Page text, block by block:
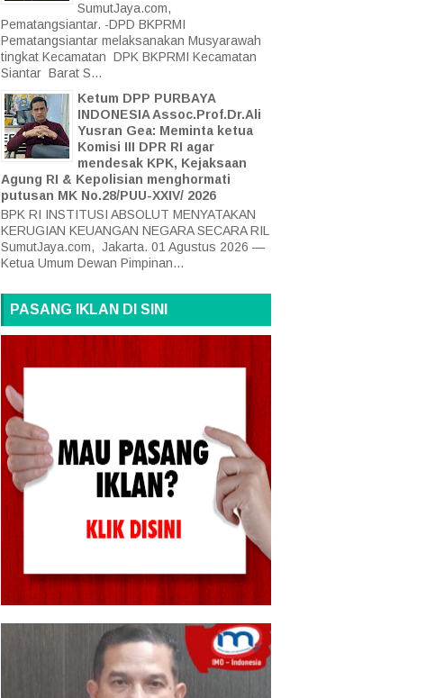
SumutJaya.com,
Pematangsiantar. -DPD BKPRMI
Pematangsiantar melaksanakan Musyarawah
tingkat Kecamatan DPK BKPRMI Kecamatan
Siantar Barat S...
Ketum DPP PURBAYA
INDONESIA Assoc.Prof.Dr.Ali
Yusran Gea: Meminta ketua
Komisi III DPR RI agar
mendesak KPK, Kejaksaan
Agung RI & Kepolisian menghormati
putusan MK No.28/PUU-XXIV/ 2026
BPK RI INSTITUSI ABSOLUT MENYATAKAN
KERUGIAN KEUANGAN NEGARA SECARA RIL
SumutJaya.com, Jakarta. 01 Agustus 2026 —
Ketua Umum Dewan Pimpinan...
PASANG IKLAN DI SINI